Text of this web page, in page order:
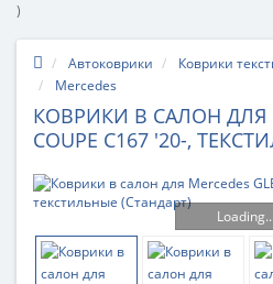
)
Автоковрики
Коврики
Mercedes
КОВРИКИ В САЛОН ДЛЯ
COUPE C167 '20-,
Loading...